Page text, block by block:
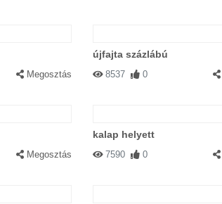
Megosztás
újfajta százlábú
8537 0
Megosztás
kalap helyett
7590 0